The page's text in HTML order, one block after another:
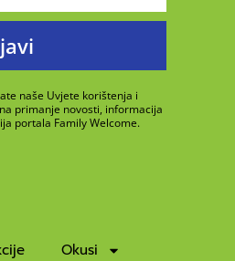
naše Uvjete korištenja i
primanje novosti, informacija
portala Family Welcome.
Okusi